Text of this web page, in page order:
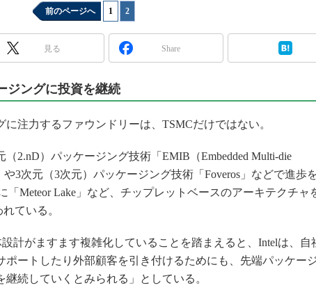
踊るバズワード ～Behind the
Buzzword
この10年で起こったこと、次の10年
で起こること
光伝送技術を知る
改革、執念の180日
イノベーションは日本を救うのか
JASA発IoT通信
IHSアナリスト「未来展望」
「英語に愛されないエンジニア」の
前のページへ 1 2
見る Share
ジングに投資を継続
注力するファウンドリーは、TSMCだけではない。
2.nD）パッケージング技術「EMIB（Embedded Multi-die
や3次元（3次元）パッケージング技術「Foveros」などで進歩
「Meteor Lake」など、チップレットベースのアーキテクチャ
ている。
計がますます複雑化していることを踏まえると、Intelは、自
ポートしたり外部顧客を引き付けるためにも、先端パッケー
続していくとみられる」としている。